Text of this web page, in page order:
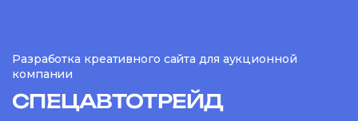
Разработка креативного сайта для аукционной
компании
СПЕЦАВТОТРЕЙД